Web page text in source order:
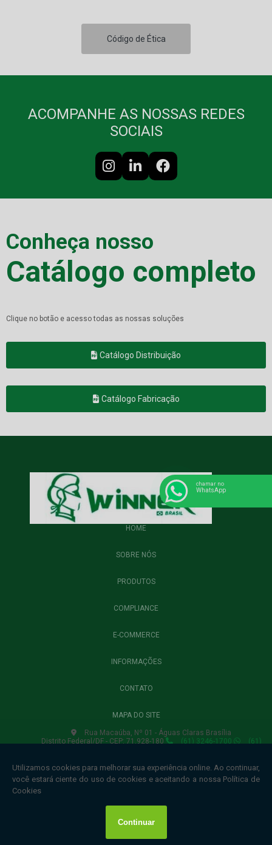
Código de Ética
ACOMPANHE AS NOSSAS REDES
SOCIAIS
Conheça nosso
Catálogo completo
Clique no botão e acesso todas as nossas soluções
Catálogo Distribuição
Catálogo Fabricação
HOME
SOBRE NÓS
PRODUTOS
COMPLIANCE
E-COMMERCE
INFORMAÇÕES
CONTATO
MAPA DO SITE
Rua Macaúba, Nº 01 - Águas Claras Brasília
Distrito Federal/DF - CEP: 71.928-180
(61) 3246-1700
(61)
W3C
chamar no
WhatsApp